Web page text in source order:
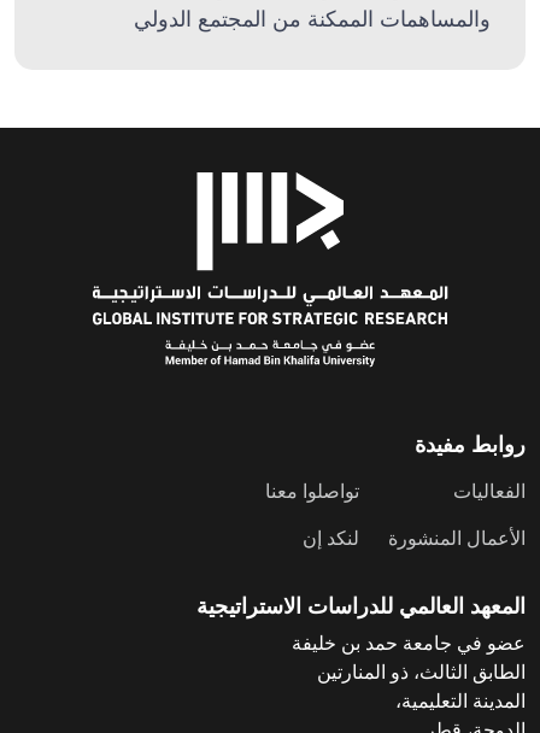
والمساهمات الممكنة من المجتمع الدولي
روابط مفيدة
الفعاليات
الأعمال المنشورة
تواصلوا معنا
لنكد إن
المعهد العالمي للدراسات الاستراتيجية
عضو في جامعة حمد بن خليفة
الطابق الثالث، ذو المنارتين
المدينة التعليمية،